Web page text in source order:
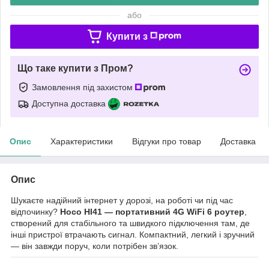
або
Купити з
Що таке купити з Пром?
Замовлення під захистом
Доступна доставка
Опис Характеристики Відгуки про товар Доставка
Опис
Шукаєте надійний інтернет у дорозі, на роботі чи під час
відпочинку? Hoco HI41 — портативний 4G WiFi 6 роутер
створений для стабільного та швидкого підключення там, де
інші пристрої втрачають сигнал. Компактний, легкий і зручний
— він завжди поруч, коли потрібен зв’язок.